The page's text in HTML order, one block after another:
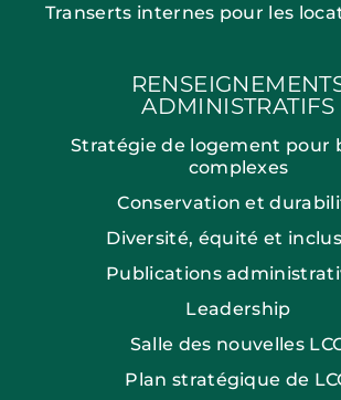
Transerts internes pour les
ADMINISTRATIFS
Stratégie de logement pour
complexes
Conservation et
Diversité, équité et
Publications
Leadership
Salle des nouvelles
Plan stratégique de